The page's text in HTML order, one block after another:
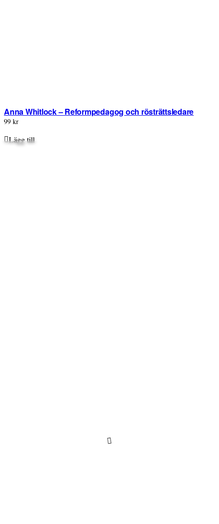
Anna Whitlock – Reformpedagog och rösträttsledare
99 kr
Lägg till